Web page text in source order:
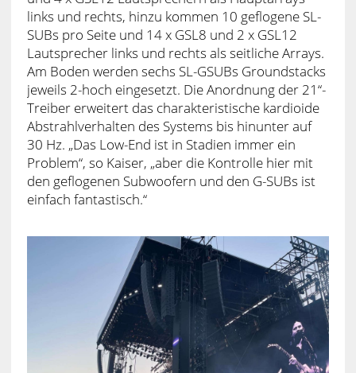
links und rechts, hinzu kommen 10 geflogene SL-
SUBs pro Seite und 14 x GSL8 und 2 x GSL12
Lautsprecher links und rechts als seitliche Arrays.
Am Boden werden sechs SL-GSUBs Groundstacks
jeweils 2-hoch eingesetzt. Die Anordnung der 21“-
Treiber erweitert das charakteristische kardioide
Abstrahlverhalten des Systems bis hinunter auf
30 Hz. „Das Low-End ist in Stadien immer ein
Problem“, so Kaiser, „aber die Kontrolle hier mit
den geflogenen Subwoofern und den G-SUBs ist
einfach fantastisch.“